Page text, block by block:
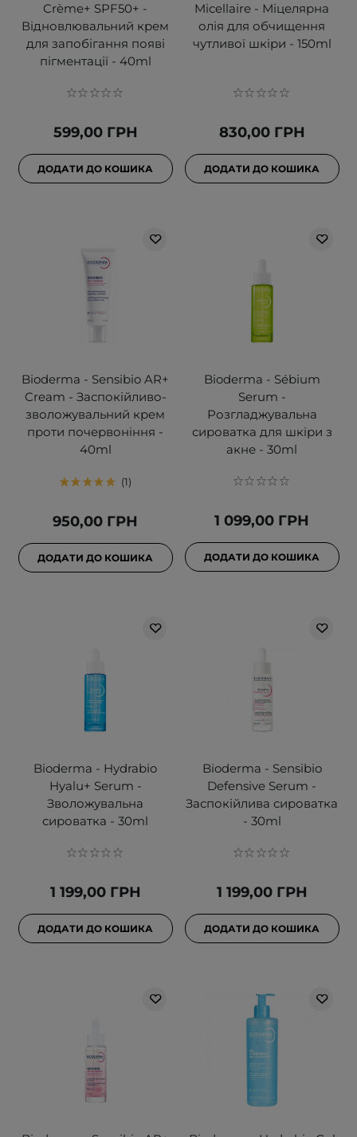
Crème+ SPF50+ -
Відновлювальний крем
для запобігання появі
пігментації - 40ml
599,00 ГРН
ДОДАТИ ДО КОШИКА
Micellaire - Міцелярна
олія для обчищення
чутливої шкіри - 150ml
830,00 ГРН
ДОДАТИ ДО КОШИКА
Bioderma - Sensibio AR+
Cream - Заспокійливо-
зволожувальний крем
проти почервоніння -
40ml
1
950,00 ГРН
ДОДАТИ ДО КОШИКА
Bioderma - Sébium
Serum -
Розгладжувальна
сироватка для шкіри з
акне - 30ml
1 099,00 ГРН
ДОДАТИ ДО КОШИКА
Bioderma - Hydrabio
Hyalu+ Serum -
Зволожувальна
сироватка - 30ml
1 199,00 ГРН
ДОДАТИ ДО КОШИКА
Bioderma - Sensibio
Defensive Serum -
Заспокійлива сироватка
- 30ml
1 199,00 ГРН
ДОДАТИ ДО КОШИКА